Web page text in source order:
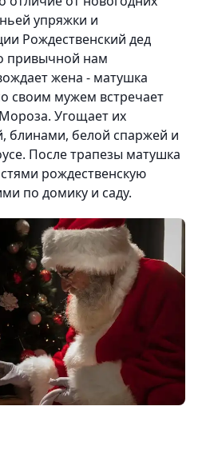
упряжки и
Рождественский дед
привычной нам
жена - матушка
своим мужем встречает
Угощает их
блинами, белой спаржей и
После трапезы матушка
рождественскую
по домику и саду.